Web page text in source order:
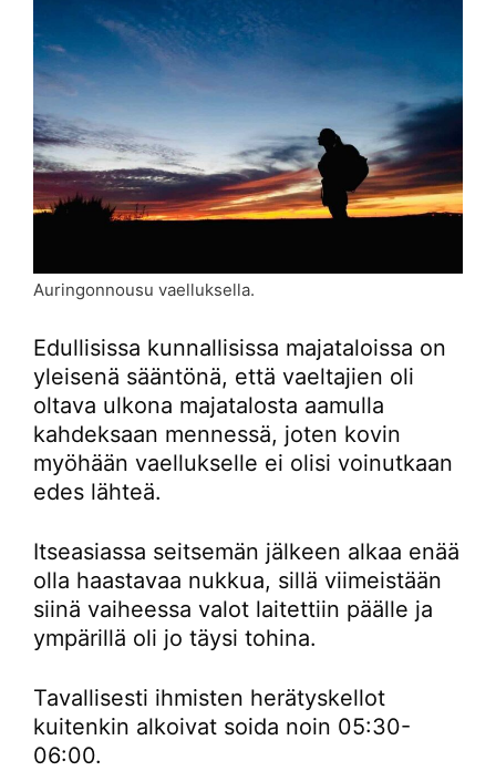
Auringonnousu vaelluksella.
Edullisissa kunnallisissa majataloissa on
yleisenä sääntönä, että vaeltajien oli
oltava ulkona majatalosta aamulla
kahdeksaan mennessä, joten kovin
myöhään vaellukselle ei olisi voinutkaan
edes lähteä.
Itseasiassa seitsemän jälkeen alkaa enää
olla haastavaa nukkua, sillä viimeistään
siinä vaiheessa valot laitettiin päälle ja
ympärillä oli jo täysi tohina.
Tavallisesti ihmisten herätyskellot
kuitenkin alkoivat soida noin 05:30-
06:00.